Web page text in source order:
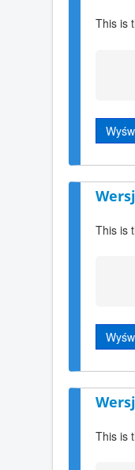
This is
This is
This is